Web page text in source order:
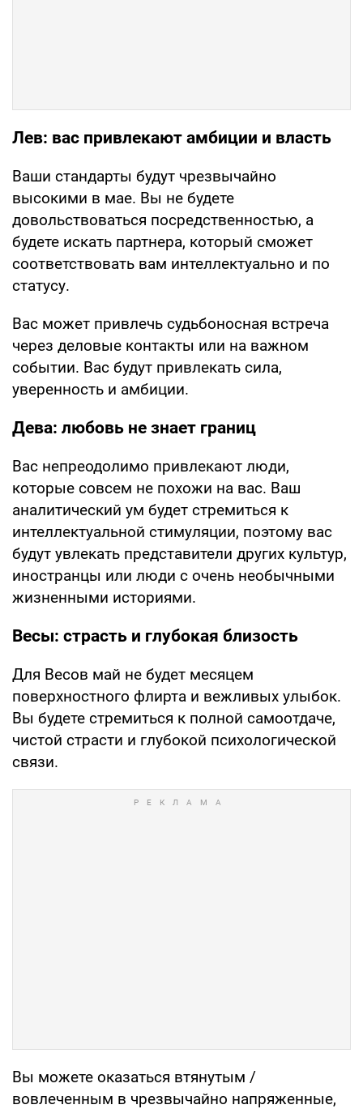
Лев: вас привлекают амбиции и власть
Ваши стандарты будут чрезвычайно
высокими в мае. Вы не будете
довольствоваться посредственностью, а
будете искать партнера, который сможет
соответствовать вам интеллектуально и по
статусу.
Вас может привлечь судьбоносная встреча
через деловые контакты или на важном
событии. Вас будут привлекать сила,
уверенность и амбиции.
Дева: любовь не знает границ
Вас непреодолимо привлекают люди,
которые совсем не похожи на вас. Ваш
аналитический ум будет стремиться к
интеллектуальной стимуляции, поэтому вас
будут увлекать представители других культур,
иностранцы или люди с очень необычными
жизненными историями.
Весы: страсть и глубокая близость
Для Весов май не будет месяцем
поверхностного флирта и вежливых улыбок.
Вы будете стремиться к полной самоотдаче,
чистой страсти и глубокой психологической
связи.
Вы можете оказаться втянутым /
вовлеченным в чрезвычайно напряженные,